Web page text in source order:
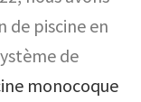
de piscine en
de
monocoque